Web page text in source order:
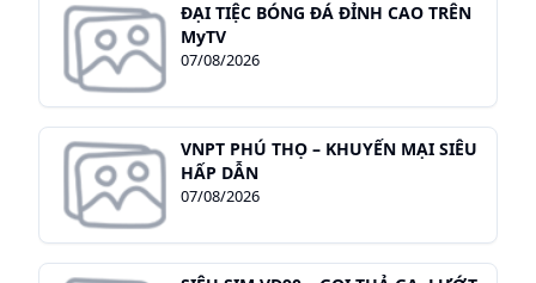
ĐẠI TIỆC BÓNG ĐÁ ĐỈNH CAO TRÊN
MyTV
07/08/2026
VNPT PHÚ THỌ – KHUYẾN MẠI SIÊU
HẤP DẪN
07/08/2026